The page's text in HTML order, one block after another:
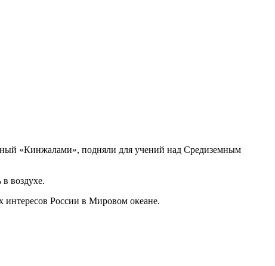
«Кинжалами», подняли для учений над Средиземным
воздухе.
интересов России в Мировом океане.